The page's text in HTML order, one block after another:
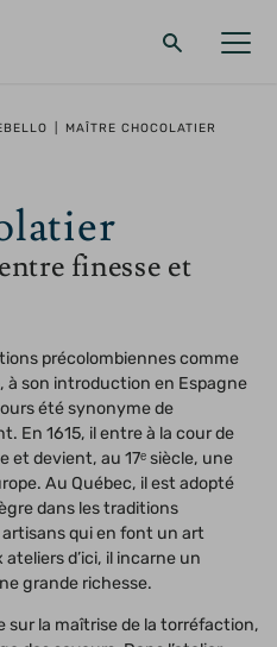
MAÎTRE CHOCOLATIER
finesse et
précolombiennes comme
à son introduction en Espagne
été synonyme de
En 1615, il entre à la cour de
et devient, au 17ᵉ siècle, une
Au Québec, il est adopté
dans les traditions
qui en font un art
d’ici, il incarne un
grande richesse.
sur la maîtrise de la torréfaction,